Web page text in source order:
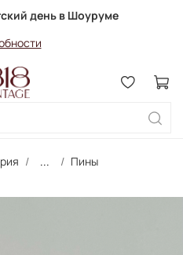
день в Шоуруме
... Пины